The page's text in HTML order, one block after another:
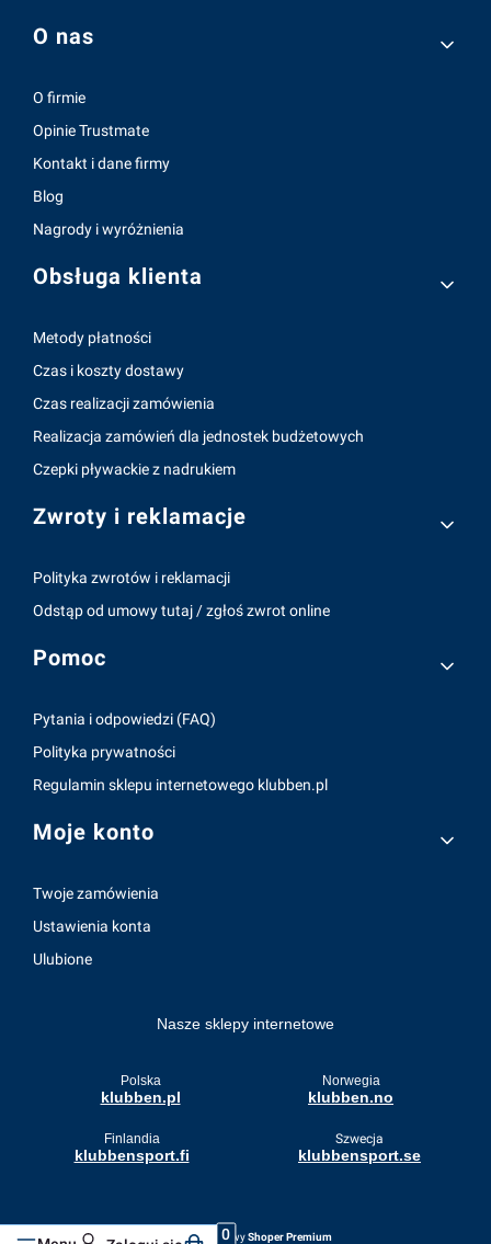
Linki w stopce
O nas
O firmie
Opinie Trustmate
Kontakt i dane firmy
Blog
Nagrody i wyróżnienia
Obsługa klienta
Metody płatności
Czas i koszty dostawy
Czas realizacji zamówienia
Realizacja zamówień dla jednostek budżetowych
Czepki pływackie z nadrukiem
Zwroty i reklamacje
Polityka zwrotów i reklamacji
Odstąp od umowy tutaj / zgłoś zwrot online
Pomoc
Pytania i odpowiedzi (FAQ)
Polityka prywatności
Regulamin sklepu internetowego klubben.pl
Moje konto
Twoje zamówienia
Ustawienia konta
Ulubione
Nasze sklepy internetowe
Polska
klubben.pl
Norwegia
klubben.no
Finlandia
klubbensport.fi
Szwecja
klubbensport.se
Sklep internetowyShoper Premium